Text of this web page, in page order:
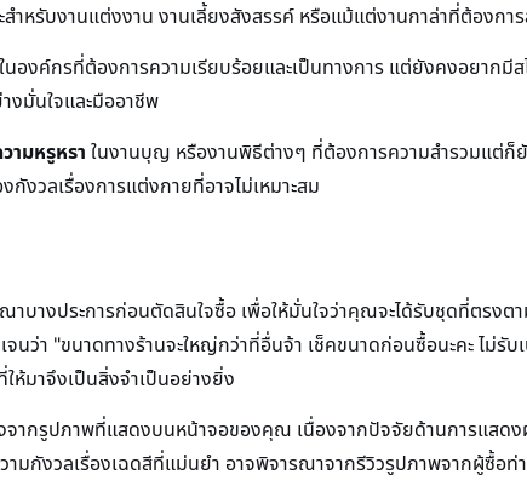
ำหรับงานแต่งงาน งานเลี้ยงสังสรรค์ หรือแม้แต่งานกาล่าที่ต้องกา
ในองค์กรที่ต้องการความเรียบร้อยและเป็นทางการ แต่ยังคงอยากมี
งมั่นใจและมืออาชีพ
ามหรูหรา ในงานบุญ หรืองานพิธีต่างๆ ที่ต้องการความสำรวมแต่ก็
งวลเรื่องการแต่งกายที่อาจไม่เหมาะสม
างประการก่อนตัดสินใจซื้อ เพื่อให้มั่นใจว่าคุณจะได้รับชุดที่ตรงตา
ว่า "ขนาดทางร้านจะใหญ่กว่าที่อื่นจ้า เช็คขนาดก่อนซื้อนะคะ ไม่รับ
ห้มาจึงเป็นสิ่งจำเป็นอย่างยิ่ง
ากรูปภาพที่แสดงบนหน้าจอของคุณ เนื่องจากปัจจัยด้านการแสด
กังวลเรื่องเฉดสีที่แม่นยำ อาจพิจารณาจากรีวิวรูปภาพจากผู้ซื้อท่